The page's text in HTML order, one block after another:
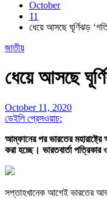
October
11
ধেয়ে আসছে ঘূর্ণিঝড়
জাতীয়
ধেয়ে আসছে
October 11, 2020
ডেইলি প্রেসওয়াচ:
আম্ফানের পর ভারতের
করা হচ্ছে। ভারতবার্তা
সপ্তাহখানেক আগেই ভারতের